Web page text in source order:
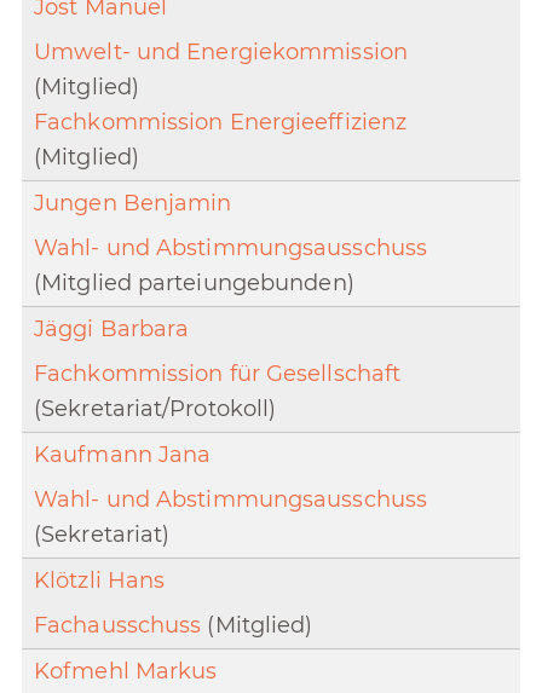
Jost Manuel
Umwelt- und Energiekommission
(Mitglied)
Fachkommission Energieeffizienz
(Mitglied)
Jungen Benjamin
Wahl- und Abstimmungsausschuss
(Mitglied parteiungebunden)
Jäggi Barbara
Fachkommission für Gesellschaft
(Sekretariat/Protokoll)
Kaufmann Jana
Wahl- und Abstimmungsausschuss
(Sekretariat)
Klötzli Hans
Fachausschuss (Mitglied)
Kofmehl Markus